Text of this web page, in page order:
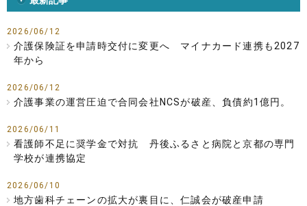
2026/06/12
介護保険証を申請時交付に変更へ マイナカード連携も2027
年から
2026/06/12
介護事業の運営圧迫で合同会社NCSが破産、負債約1億円。
2026/06/11
看護師不足に奨学金で対抗 丹後ふるさと病院と京都の専門
学校が連携協定
2026/06/10
地方歯科チェーンの拡大が裏目に、仁誠会が破産申請